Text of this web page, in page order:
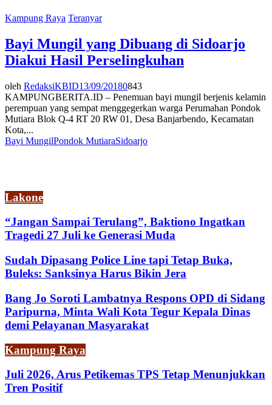
Kampung Raya Teranyar
Bayi Mungil yang Dibuang di Sidoarjo
Diakui Hasil Perselingkuhan
oleh RedaksiKBID13/09/20180843
KAMPUNGBERITA.ID – Penemuan bayi mungil berjenis kelamin
perempuan yang sempat menggegerkan warga Perumahan Pondok
Mutiara Blok Q-4 RT 20 RW 01, Desa Banjarbendo, Kecamatan
Kota,...
Bayi MungilPondok MutiaraSidoarjo
Lakone
“Jangan Sampai Terulang”, Baktiono Ingatkan
Tragedi 27 Juli ke Generasi Muda
Sudah Dipasang Police Line tapi Tetap Buka,
Buleks: Sanksinya Harus Bikin Jera
Bang Jo Soroti Lambatnya Respons OPD di Sidang
Paripurna, Minta Wali Kota Tegur Kepala Dinas
demi Pelayanan Masyarakat
Kampung Raya
Juli 2026, Arus Petikemas TPS Tetap Menunjukkan
Tren Positif